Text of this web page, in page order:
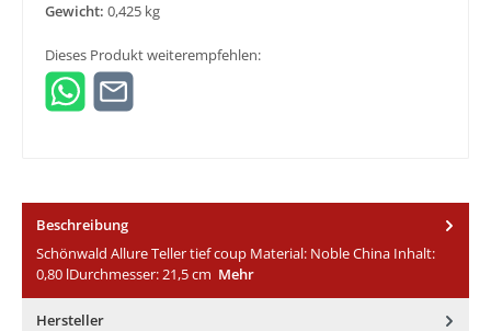
Gewicht: 0,425 kg
Dieses Produkt weiterempfehlen:
Beschreibung
Schönwald Allure Teller tief coup Material: Noble China Inhalt:
0,80 lDurchmesser: 21,5 cm Mehr
Hersteller